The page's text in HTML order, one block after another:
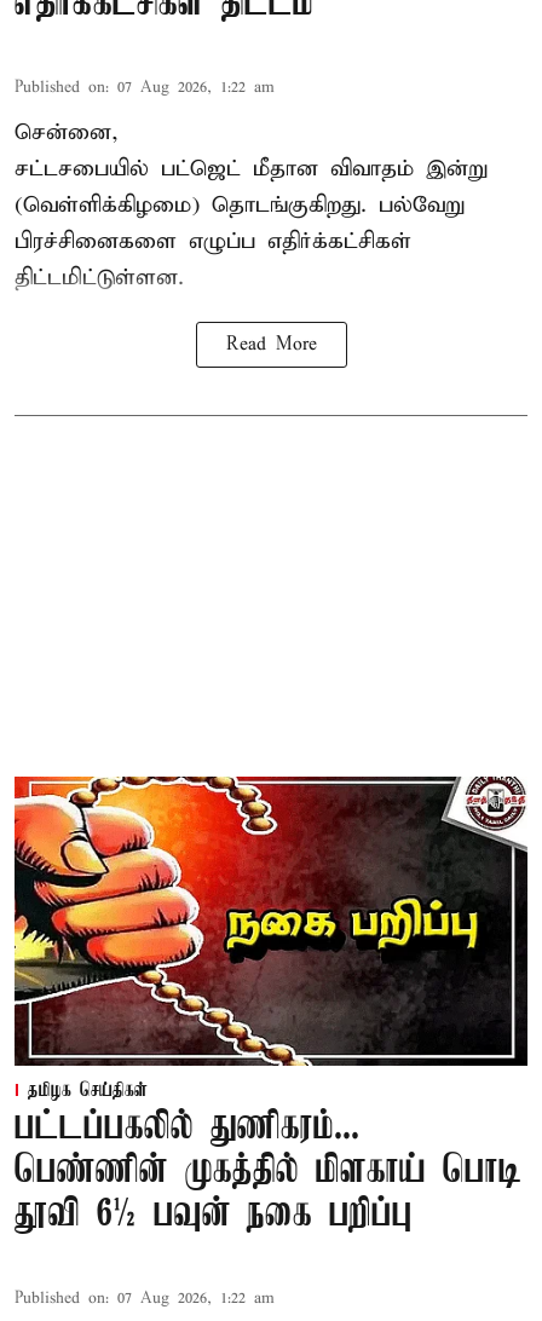
Published on: 07 Aug 2026, 1:22 am
சென்னை,
சட்டசபையில் பட்ஜெட் மீதான விவாதம் இன்று
(வெள்ளிக்கிழமை) தொடங்குகிறது. பல்வேறு
பிரச்சினைகளை எழுப்ப எதிர்க்கட்சிகள்
திட்டமிட்டுள்ளன.
Read More
தமிழக செய்திகள்
பட்டப்பகலில் துணிகரம்...
பெண்ணின் முகத்தில் மிளகாய் பொடி
தூவி 6½ பவுன் நகை பறிப்பு
Published on: 07 Aug 2026, 1:22 am